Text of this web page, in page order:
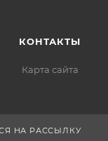
КОНТАКТЫ
Карта сайта
НА РАССЫЛКУ